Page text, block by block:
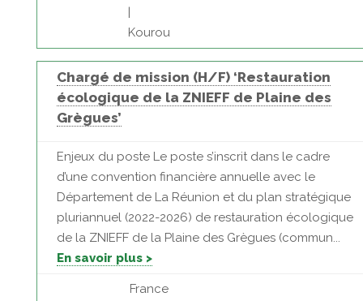
|
Kourou
Chargé de mission (H/F) ‘Restauration
écologique de la ZNIEFF de Plaine des
Grègues’
Enjeux du poste Le poste s’inscrit dans le cadre
d’une convention financière annuelle avec le
Département de La Réunion et du plan stratégique
pluriannuel (2022-2026) de restauration écologique
de la ZNIEFF de la Plaine des Grègues (commun...
En savoir plus >
France